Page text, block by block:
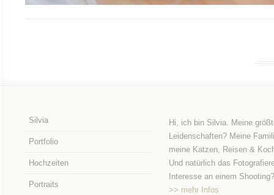
Silvia
Portfolio
Hochzeiten
Portraits
Hi, ich bin Silvia. Meine
Leidenschaften? Meine
meine Katzen, Reisen &
Und natürlich das
Interesse an einem Shooting?
>> mehr Infos